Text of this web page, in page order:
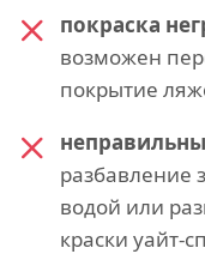
покраска
возможен
покрытие
разбавление
водой или
краски уайт-